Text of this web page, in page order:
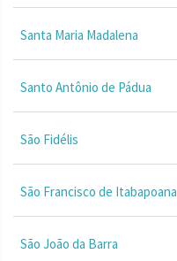
Santa Maria Madalena
Santo Antônio de Pádua
São Fidélis
São Francisco de Itabapoana
São João da Barra